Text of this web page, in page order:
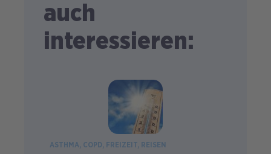
auch
interessieren:
ASTHMA COPD FREIZEIT REISEN